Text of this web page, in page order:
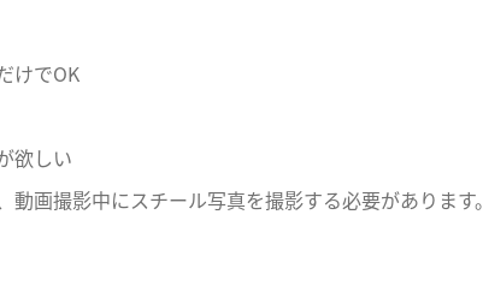
けでOK
欲しい
動画撮影中にスチール写真を撮影する必要があります。